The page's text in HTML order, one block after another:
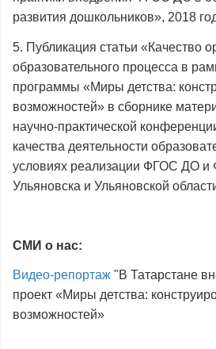
развития дошкольников», 2018
5. Публикация статьи «Качество
образовательного процесса в
программы «Миры детства:
возможностей» в сборнике
научно-практической
качества деятельности
условиях реализации ФГОС ДО
Ульяновска и Ульяновской
СМИ о нас:
Видео-репортаж "В Татарстане
проект «Миры детства:
возможностей»